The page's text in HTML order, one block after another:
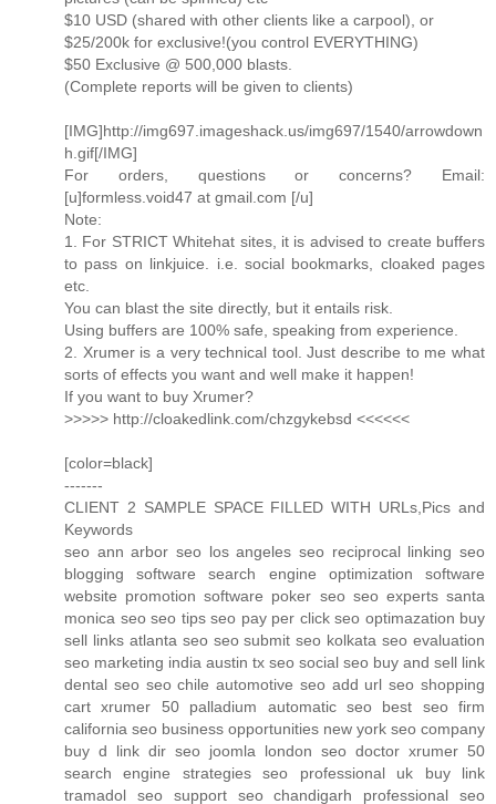
$10 USD (shared with other clients like a carpool), or
$25/200k for exclusive!(you control EVERYTHING)
$50 Exclusive @ 500,000 blasts.
(Complete reports will be given to clients)
[IMG]http://img697.imageshack.us/img697/1540/arrowdown
h.gif[/IMG]
For orders, questions or concerns? Email:
[u]formless.void47 at gmail.com [/u]
Note:
1. For STRICT Whitehat sites, it is advised to create buffers
to pass on linkjuice. i.e. social bookmarks, cloaked pages
etc.
You can blast the site directly, but it entails risk.
Using buffers are 100% safe, speaking from experience.
2. Xrumer is a very technical tool. Just describe to me what
sorts of effects you want and well make it happen!
If you want to buy Xrumer?
>>>>> http://cloakedlink.com/chzgykebsd <<<<<<
[color=black]
-------
CLIENT 2 SAMPLE SPACE FILLED WITH URLs,Pics and
Keywords
seo ann arbor seo los angeles seo reciprocal linking seo
blogging software search engine optimization software
website promotion software poker seo seo experts santa
monica seo seo tips seo pay per click seo optimazation buy
sell links atlanta seo seo submit seo kolkata seo evaluation
seo marketing india austin tx seo social seo buy and sell link
dental seo seo chile automotive seo add url seo shopping
cart xrumer 50 palladium automatic seo best seo firm
california seo business opportunities new york seo company
buy d link dir seo joomla london seo doctor xrumer 50
search engine strategies seo professional uk buy link
tramadol seo support seo chandigarh professional seo